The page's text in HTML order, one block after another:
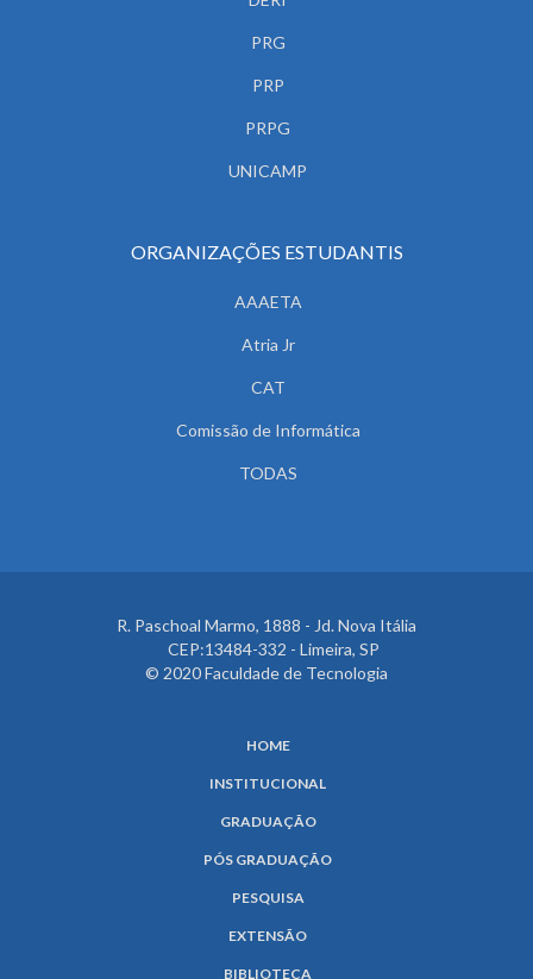
PRG
PRP
PRPG
UNICAMP
ORGANIZAÇÕES ESTUDANTIS
AAAETA
Atria Jr
CAT
Comissão de Informática
TODAS
R. Paschoal Marmo, 1888 - Jd. Nova Itália
CEP:13484-332 - Limeira, SP
© 2020 Faculdade de Tecnologia
HOME
INSTITUCIONAL
GRADUAÇÃO
PÓS GRADUAÇÃO
PESQUISA
EXTENSÃO
BIBLIOTECA